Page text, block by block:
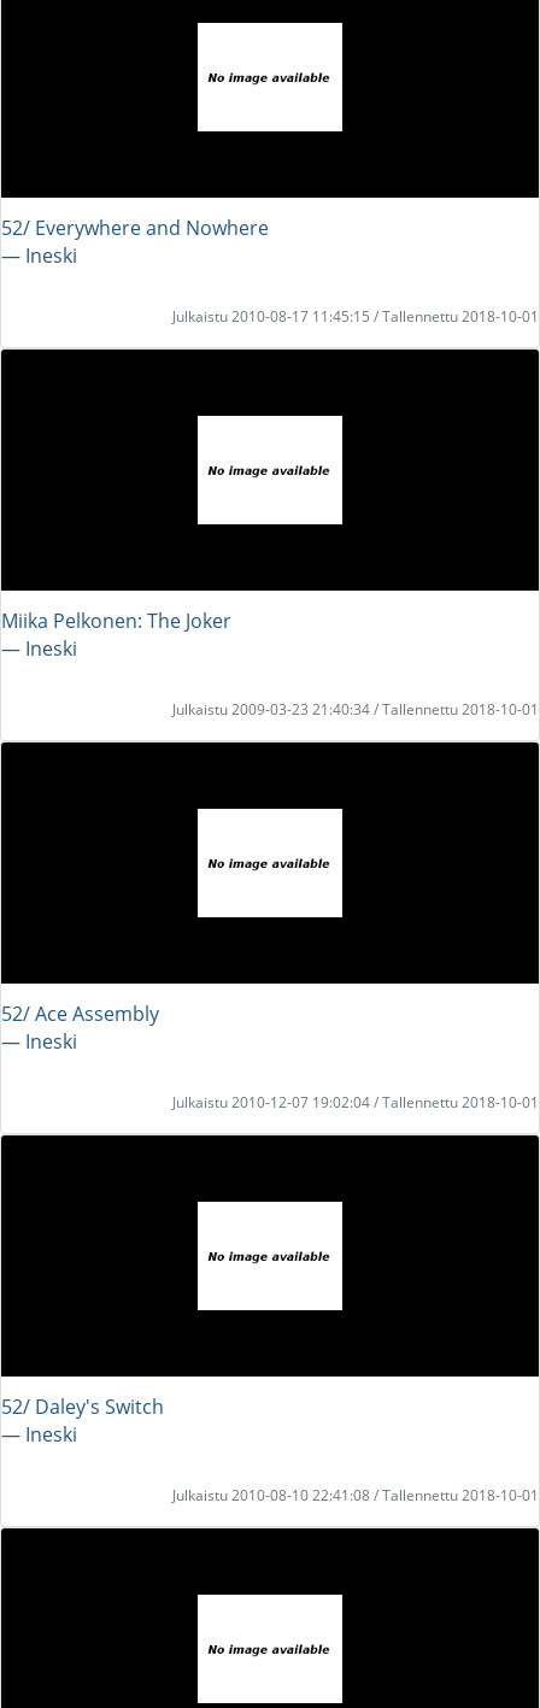
52/ Everywhere and Nowhere
― Ineski
Julkaistu 2010-08-17 11:45:15 / Tallennettu 2018-10-01
Miika Pelkonen: The Joker
― Ineski
Julkaistu 2009-03-23 21:40:34 / Tallennettu 2018-10-01
52/ Ace Assembly
― Ineski
Julkaistu 2010-12-07 19:02:04 / Tallennettu 2018-10-01
52/ Daley's Switch
― Ineski
Julkaistu 2010-08-10 22:41:08 / Tallennettu 2018-10-01